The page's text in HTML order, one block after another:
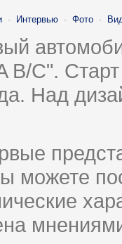
· Интервью · Фото ·
B/C".
Над
можете